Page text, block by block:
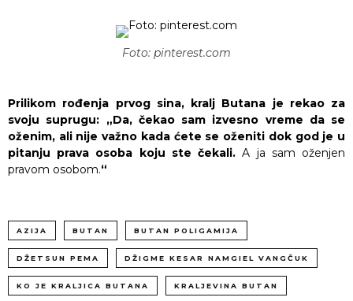
Foto: pinterest.com
Prilikom rođenja prvog sina, kralj Butana je rekao za
svoju suprugu: „Da, čekao sam izvesno vreme da se
oženim, ali nije važno kada ćete se oženiti dok god je u
pitanju prava osoba koju ste čekali.A ja sam oženjen
pravom osobom.“
AZIJA BUTAN BUTAN POLIGAMIJA
DŽETSUN PEMA DŽIGME KESAR NAMGIEL VANGČUK
KO JE KRALJICA BUTANA KRALJEVINA BUTAN